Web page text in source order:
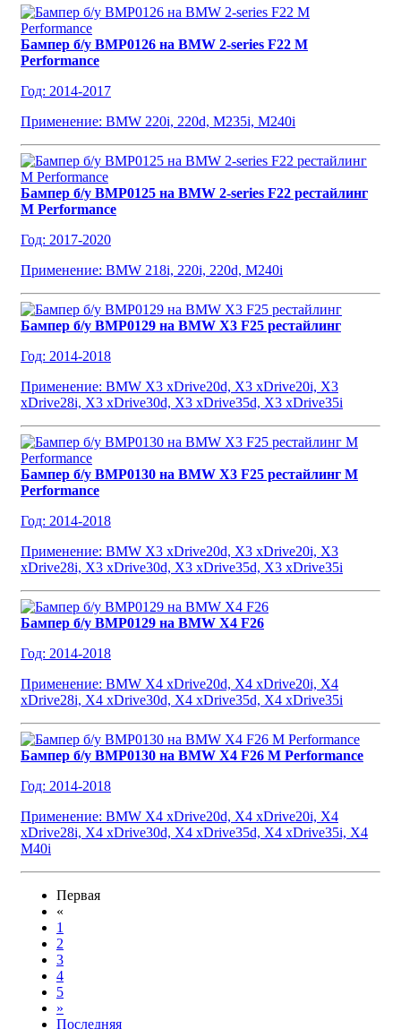
Бампер б/у BMP0126 на BMW 2-series F22 M
Performance
Год: 2014-2017
Применение: BMW 220i, 220d, M235i, M240i
Бампер б/у BMP0125 на BMW 2-series F22 рестайлинг
M Performance
Год: 2017-2020
Применение: BMW 218i, 220i, 220d, M240i
Бампер б/у BMP0129 на BMW X3 F25 рестайлинг
Год: 2014-2018
Применение: BMW X3 xDrive20d, X3 xDrive20i, X3
xDrive28i, X3 xDrive30d, X3 xDrive35d, X3 xDrive35i
Бампер б/у BMP0130 на BMW X3 F25 рестайлинг M
Performance
Год: 2014-2018
Применение: BMW X3 xDrive20d, X3 xDrive20i, X3
xDrive28i, X3 xDrive30d, X3 xDrive35d, X3 xDrive35i
Бампер б/у BMP0129 на BMW X4 F26
Год: 2014-2018
Применение: BMW X4 xDrive20d, X4 xDrive20i, X4
xDrive28i, X4 xDrive30d, X4 xDrive35d, X4 xDrive35i
Бампер б/у BMP0130 на BMW X4 F26 M Performance
Год: 2014-2018
Применение: BMW X4 xDrive20d, X4 xDrive20i, X4
xDrive28i, X4 xDrive30d, X4 xDrive35d, X4 xDrive35i, X4
M40i
Первая
«
1
2
3
4
5
»
Последняя